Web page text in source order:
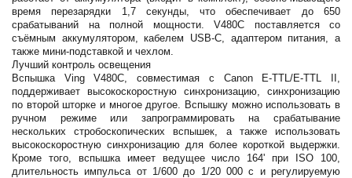
время перезарядки 1,7 секунды, что обеспечивает до 650
срабатываний на полной мощности. V480C поставляется со
съёмным аккумулятором, кабелем USB-C, адаптером питания, а
также мини-подставкой и чехлом.
Лучший контроль освещения
Вспышка Ving V480C, совместимая с Canon E-TTL/E-TTL II,
поддерживает высокоскоростную синхронизацию, синхронизацию
по второй шторке и многое другое. Вспышку можно использовать в
ручном режиме или запрограммировать на срабатывание
нескольких стробоскопических вспышек, а также использовать
высокоскоростную синхронизацию для более короткой выдержки.
Кроме того, вспышка имеет ведущее число 164' при ISO 100,
длительность импульса от 1/600 до 1/20 000 с и регулируемую